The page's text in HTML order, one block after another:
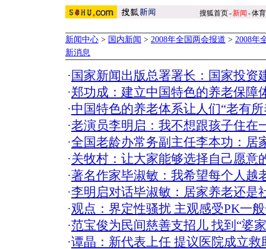
搜狐首页-新闻 -体育
新闻中心 > 国内新闻 > 2008年全国两会报道 > 2008年
新消息
· 国家新闻出版总署署长：国家投资
·郑功成：建立中国特色的养老保障
·中国特色的养老体系让人们“老有所
·老演员李明启：我不想跟孩子住在
·全国老龄办常务副主任李本功：居
·关牧村：让大家能够选择自己愿意
·著名作家毕淑敏：我希望每个人越
·李明启对话毕淑敏：居家养老还是
·观点：界定性骚扰 主观感受PK一
·范宝俊为民间慈善支招儿 找到“婆
·谭晶：新代表上任 提议医院成立救